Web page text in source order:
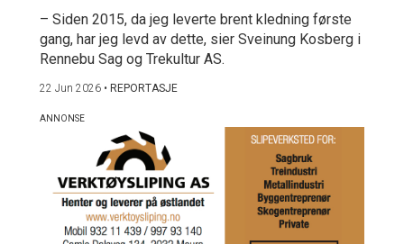
– Siden 2015, da jeg leverte brent kledning første
gang, har jeg levd av dette, sier Sveinung Kosberg i
Rennebu Sag og Trekultur AS.
22 Jun 2026 • REPORTASJE